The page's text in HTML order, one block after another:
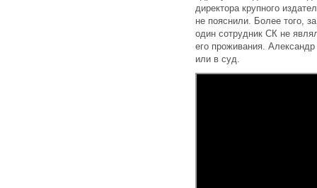
директора крупного
не пояснили. Более того,
один сотрудник СК не
его проживания.
или в суд.